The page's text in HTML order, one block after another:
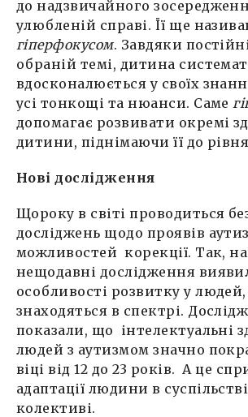
до надзвичайного
улюбленій справі. Її ще
гіперфокусом. Завдяки
обраній темі, дитина
вдосконалюється у своїх
усі тонкощі та нюанси. Саме
допомагає розвивати окремі
дитини, піднімаючи її до
Нові дослідження
Щороку в світі проводиться
досліджень щодо проявів
можливостей корекції. Так,
нещодавні дослідження
особливості розвитку у
знаходяться в спектрі.
показали, що інтелектуальні
людей з аутизмом значно
віці від 12 до 23 років. А це
адаптації людини в
колективі.